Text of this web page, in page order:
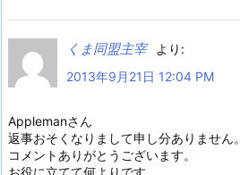
くま同盟主宰
より:
2013年9月21日 12:04 PM
Applemanさん
返事おそくなりまして申し分ありません。
コメントありがとうございます。
お役に立てて何よりです。